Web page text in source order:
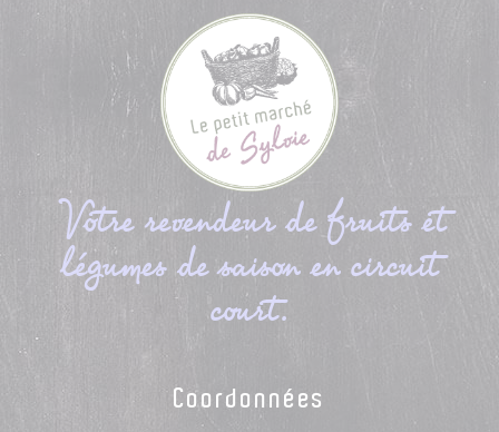
Votre revendeur de fruits et
légumes de saison en circuit
court.
Coordonnées